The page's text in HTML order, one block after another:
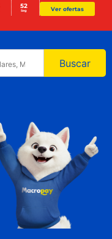
52
Seg Ver ofertas
Buscar